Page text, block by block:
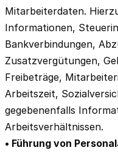
Mitarbeiterdaten.
Informationen,
Bankverbindungen,
Zusatzvergütungen,
Freibeträge,
Arbeitszeit,
gegebenenfalls
Arbeitsverhältnissen.
• Führung von